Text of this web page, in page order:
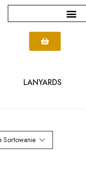
LANYARDS
Sortowanie